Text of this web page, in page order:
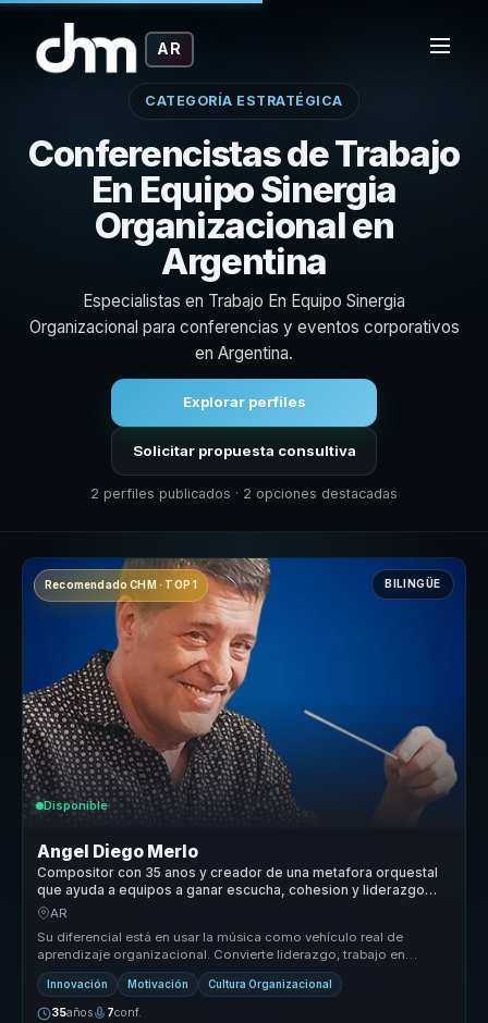
AR
CATEGORÍA ESTRATÉGICA
Conferencistas de Trabajo
En Equipo Sinergia
Organizacional en
Argentina
Especialistas en Trabajo En Equipo Sinergia
Organizacional para conferencias y eventos corporativos
en Argentina.
Explorar perfiles
Solicitar propuesta consultiva
2 perfiles publicados · 2 opciones destacadas
Recomendado CHM · TOP 1 BILINGÜE
Disponible
Angel Diego Merlo
Compositor con 35 anos y creador de una metafora orquestal
que ayuda a equipos a ganar escucha, cohesion y liderazgo
colaborativo.
AR
Su diferencial está en usar la música como vehículo real de
aprendizaje organizacional. Convierte liderazgo, trabajo en
equipo y cultura ...
Innovación Motivación Cultura Organizacional
35años 7conf.